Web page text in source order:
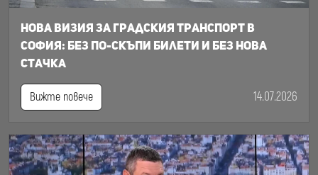
Нова визия за градския транспорт в
София: Без по-скъпи билети и без нова
стачка
Вижте повече 14.07.2026